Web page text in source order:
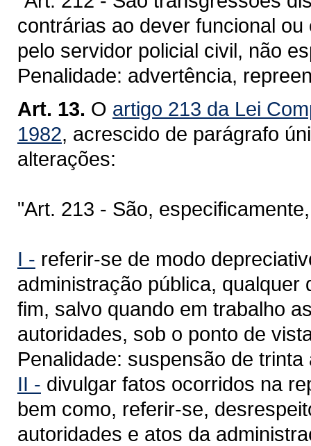
contrárias ao dever funcional
pelo servidor policial civil, não
Penalidade: advertência,
Art. 13. O artigo 213 da Lei
1982, acrescido de parágrafo
alterações:
"Art. 213 - São,
I - referir-se de modo
administração pública,
fim, salvo quando em trabalho
autoridades, sob o ponto de
Penalidade: suspensão de
II - divulgar fatos ocorridos na
bem como, referir-se,
autoridades e atos da